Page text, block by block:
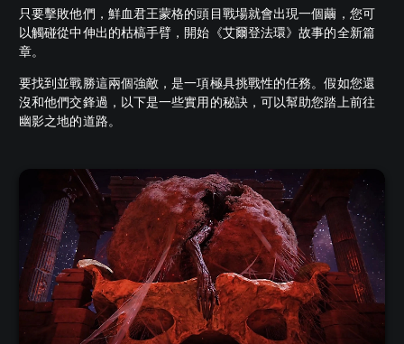
只要擊敗他們，鮮血君王蒙格的頭目戰場就會出現一個繭，您可
以觸碰從中伸出的枯槁手臂，開始《艾爾登法環》故事的全新篇
章。
要找到並戰勝這兩個強敵，是一項極具挑戰性的任務。假如您還
沒和他們交鋒過，以下是一些實用的秘訣，可以幫助您踏上前往
幽影之地的道路。